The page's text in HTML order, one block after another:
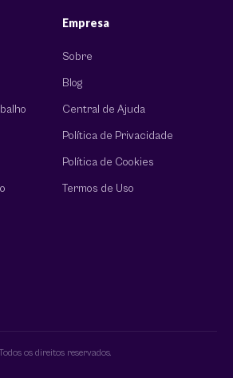
Empresa
Sobre
Blog
Central de Ajuda
Política de Privacidade
Política de Cookies
Termos de Uso
os direitos reservados.